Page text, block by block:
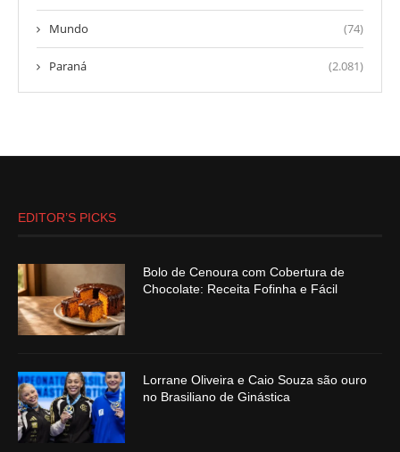
Mundo (74)
Paraná (2.081)
EDITOR’S PICKS
Bolo de Cenoura com Cobertura de
Chocolate: Receita Fofinha e Fácil
Lorrane Oliveira e Caio Souza são ouro
no Brasiliano de Ginástica